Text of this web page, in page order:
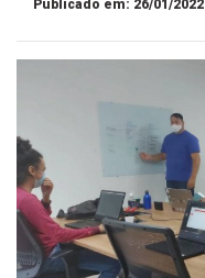
Publicado em: 26/01/2022